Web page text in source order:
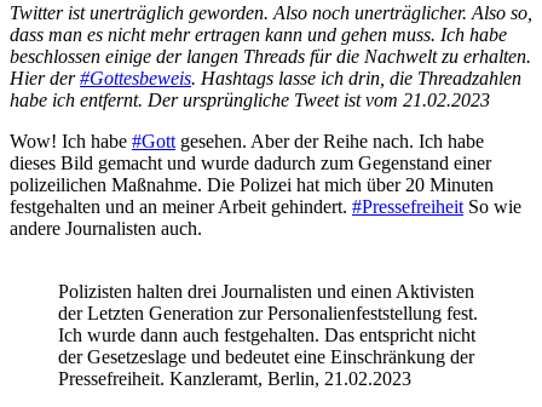
Twitter ist unerträglich geworden. Also noch unerträglicher. Also so,
dass man es nicht mehr ertragen kann und gehen muss. Ich habe
beschlossen einige der langen Threads für die Nachwelt zu erhalten.
Hier der#Gottesbeweis. Hashtags lasse ich drin, die Threadzahlen
habe ich entfernt. Der ursprüngliche Tweet ist vom 21.02.2023
Wow! Ich habe #Gott gesehen. Aber der Reihe nach. Ich habe
dieses Bild gemacht und wurde dadurch zum Gegenstand einer
polizeilichen Maßnahme. Die Polizei hat mich über 20 Minuten
festgehalten und an meiner Arbeit gehindert. #Pressefreiheit So wie
andere Journalisten auch.
Polizisten halten drei Journalisten und einen Aktivisten
der Letzten Generation zur Personalienfeststellung fest.
Ich wurde dann auch festgehalten. Das entspricht nicht
der Gesetzeslage und bedeutet eine Einschränkung der
Pressefreiheit. Kanzleramt, Berlin, 21.02.2023